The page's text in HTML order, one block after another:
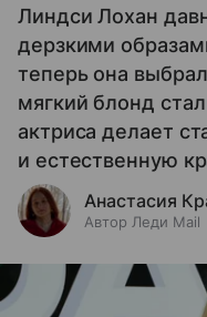
Линдси Лохан
дерзкими
теперь она
мягкий блонд
актриса делает
и естественную
Анастасия
Автор Леди Mail